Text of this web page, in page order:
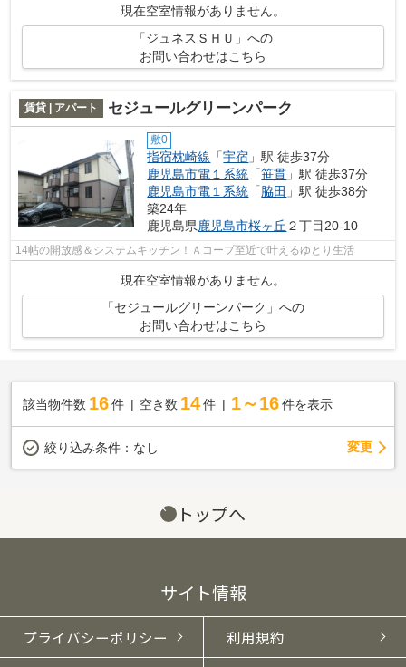
現在空室情報がありません。
「ジュネスＳＨＵ」への
お問い合わせはこちら
賃貸 | アパート セジュールグリーンパーク
敷0
指宿枕崎線 「宇宿 」駅 徒歩37分
鹿児島市電１系統 「笹貫 」駅 徒歩37分
鹿児島市電１系統 「脇田 」駅 徒歩38分
築24年
鹿児島県鹿児島市桜ヶ丘 ２丁目20-10
14帖の開放感＆システムキッチン！Ａコープ至近で叶えるゆとり生活
現在空室情報がありません。
「セジュールグリーンパーク」への
お問い合わせはこちら
該当物件数 16件 空き数 14 件 1～16 件を表示
絞り込み条件： なし 変更
トップへ
サイト情報
プライバシーポリシー 利用規約